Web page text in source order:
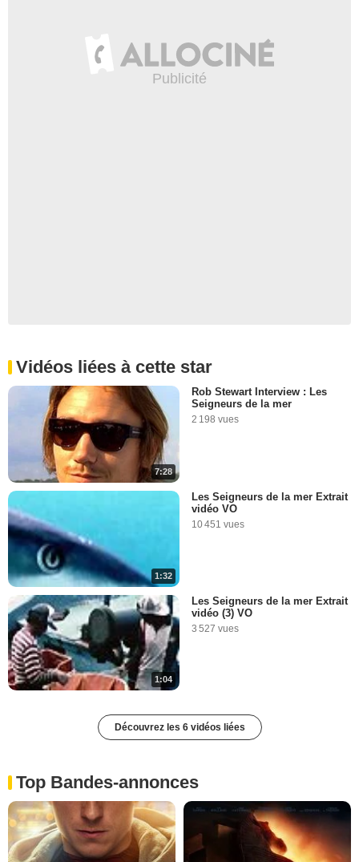
Vidéos liées à cette star
7:28
Rob Stewart Interview : Les
Seigneurs de la mer
2 198 vues
1:32
Les Seigneurs de la mer Extrait
vidéo VO
10 451 vues
1:04
Les Seigneurs de la mer Extrait
vidéo (3) VO
3 527 vues
Découvrez les 6 vidéos liées
Top Bandes-annonces